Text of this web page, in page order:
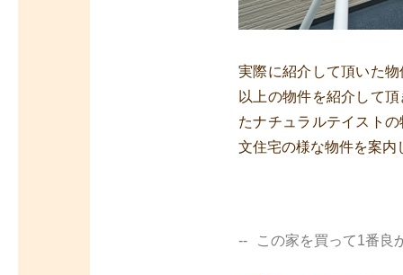
実際に紹介して頂いた
以上の物件を紹介して
たナチュラルテイスト
文住宅の様な物件を案内
この家を買って1番良